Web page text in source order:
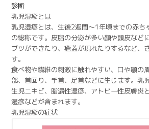
診断
乳児湿疹とは
乳児湿疹とは、生後2週間～1年頃までの赤ち
の総称です。皮脂の分泌が多い顔や頭皮など
ブツができたり、瘡蓋が現れたりするなど、
す。
食べ物や繊維の刺激に触れやすい、口や顎の
部、首回り、手首、足首などに生じます。乳
生児ニキビ、脂漏性湿疹、アトピー性皮膚炎
湿疹などが含まれます。
乳児湿疹の症状